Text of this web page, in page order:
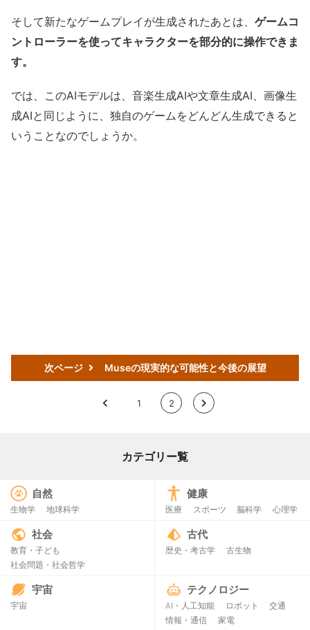
そして新たなゲームプレイが生成されたあとは、 ゲームコ
ントローラーを使ってキャラクターを部分的に操作できま
す。
では、このAIモデルは、音楽生成AIや文章生成AI、画像生
成AIと同じように、独自のゲームをどんどん生成できると
いうことなのでしょうか。
次ページ Museの現実的な可能性と今後の展望
< 1 2 >
カテゴリー覧
自然
生物学 地球科学
健康
医療 スポーツ 脳科学 心理学
社会
教育・子ども
社会問題・社会哲学
古代
歴史・考古学 古生物
宇宙
宇宙
テクノロジー
AI・人工知能 ロボット
交通
情報・通信
家電